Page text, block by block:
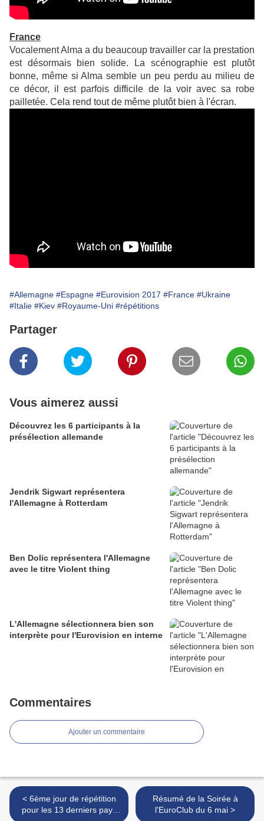
France
Vocalement Alma a du beaucoup travailler car la prestation
est désormais bien solide. La scénographie est plutôt
bonne, même si Alma semble un peu perdu au milieu de
ce décor, il est parfois difficile de la voir avec sa robe
pailletée. Cela rend tout de même plutôt bien à l'écran.
#Allemagne #Espagne #Eurovision 2017 #France #Ukraine
#Italie #Kiev #Royaume-Uni #répétitions
Partager
Vous aimerez aussi
Découvrez les 6 participants à la
présélection allemande
Jendrik Sigwart représentera
l'Allemagne à Rotterdam
Ben Dolic représentera l'Allemagne
avec le titre Violent thing
L'Allemagne sélectionnera bien son
interprète pour l'Eurovision en interne
Commentaires
Ajouter un commentaire
< 6ème jour de répétition
pour les 13 derniers pays
Résumé de la Soirée à
l'EuroClub du 6 mai >